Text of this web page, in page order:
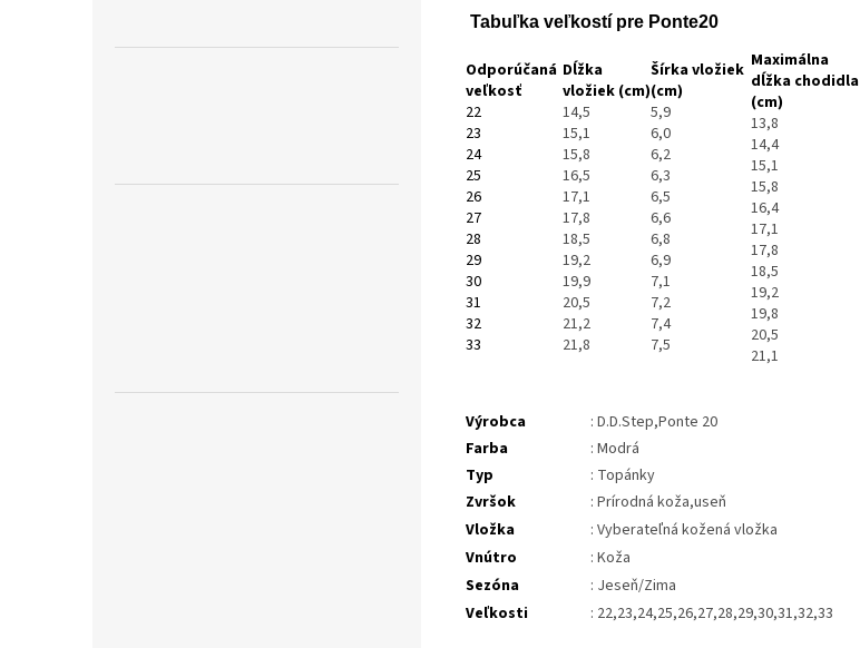
Tabuľka veľkostí pre Ponte20
Odporúčaná
veľkosť
22
23
24
25
26
27
28
29
30
31
32
33
Dĺžka
vložiek (cm)
14,5
15,1
15,8
16,5
17,1
17,8
18,5
19,2
19,9
20,5
21,2
21,8
Šírka vložiek
(cm)
5,9
6,0
6,2
6,3
6,5
6,6
6,8
6,9
7,1
7,2
7,4
7,5
Maximálna
dĺžka chodidla
(cm)
13,8
14,4
15,1
15,8
16,4
17,1
17,8
18,5
19,2
19,8
20,5
21,1
Výrobca
: D.D.Step,Ponte 20
Farba
: Modrá
Typ
: Topánky
Zvršok
: Prírodná koža,useň
Vložka
: Vyberateľná kožená vložka
Vnútro
: Koža
Sezóna
: Jeseň/Zima
Veľkosti
: 22,23,24,25,26,27,28,29,30,31,32,33